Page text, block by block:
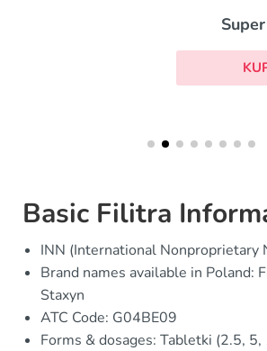
Super Kamagra
Basic Filitra
INN (International Nonproprietary
Brand names available in Poland:
Staxyn
ATC Code: G04BE09
Forms & dosages: Tabletki (2.5,